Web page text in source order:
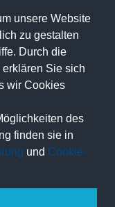
unsere Website
zu gestalten
Durch die
Sie sich
wir Cookies
des
finden sie in
und Cookie-